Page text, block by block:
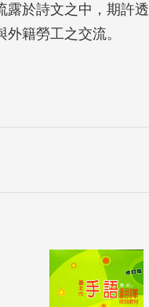
於詩文之中，期許
籍勞工之交流。